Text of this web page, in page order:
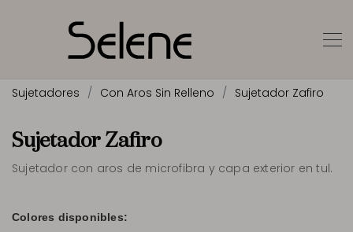
Sujetadores Con Aros Sin Relleno Sujetador Zafiro
Sujetador Zafiro
Sujetador con aros de microfibra y capa exterior en tul.
Colores disponibles: